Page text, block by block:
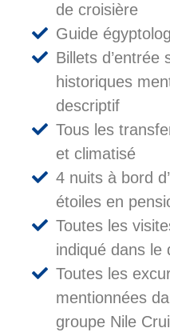
de croisière
Guide
Billets d’entrée
historiques
descriptif
Tous les
et climatisé
4 nuits à bord
étoiles en
Toutes les
indiqué dans le
Toutes les
mentionnées
groupe Nile